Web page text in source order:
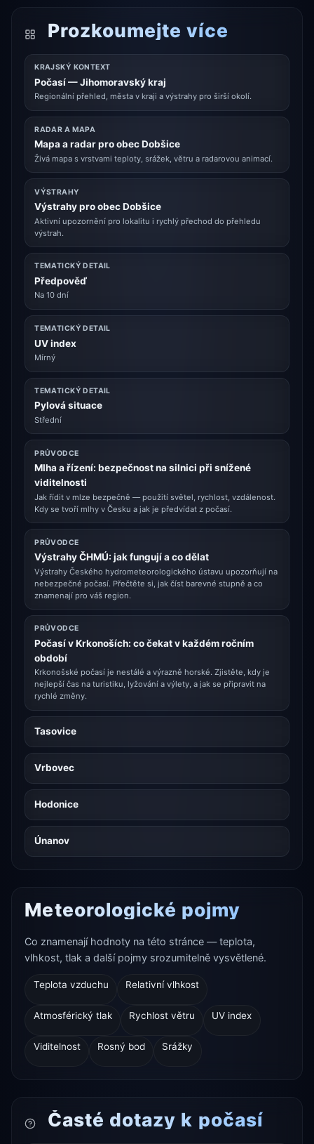
Prozkoumejte více
KRAJSKÝ KONTEXT
Počasí — Jihomoravský kraj
Regionální přehled, města v kraji a výstrahy pro širší okolí.
RADAR A MAPA
Mapa a radar pro obec Dobšice
Živá mapa s vrstvami teploty, srážek, větru a radarovou animací.
VÝSTRAHY
Výstrahy pro obec Dobšice
Aktivní upozornění pro lokalitu i rychlý přechod do přehledu
výstrah.
TEMATICKÝ DETAIL
Předpověď
Na 10 dní
TEMATICKÝ DETAIL
UV index
Mírný
TEMATICKÝ DETAIL
Pylová situace
Střední
PRŮVODCE
Mlha a řízení: bezpečnost na silnici při snížené
viditelnosti
Jak řídit v mlze bezpečně — použití světel, rychlost, vzdálenost.
Kdy se tvoří mlhy v Česku a jak je předvídat z počasí.
PRŮVODCE
Výstrahy ČHMÚ: jak fungují a co dělat
Výstrahy Českého hydrometeorologického ústavu upozorňují na
nebezpečné počasí. Přečtěte si, jak číst barevné stupně a co
znamenají pro váš region.
PRŮVODCE
Počasí v Krkonoších: co čekat v každém ročním
období
Krkonošské počasí je nestálé a výrazně horské. Zjistěte, kdy je
nejlepší čas na turistiku, lyžování a výlety, a jak se připravit na
rychlé změny.
Tasovice
Vrbovec
Hodonice
Únanov
Meteorologické pojmy
Co znamenají hodnoty na této stránce — teplota,
vlhkost, tlak a další pojmy srozumitelně vysvětlené.
Teplota vzduchu Relativní vlhkost
Atmosférický tlak Rychlost větru UV index
Viditelnost Rosný bod Srážky
Časté dotazy k počasí